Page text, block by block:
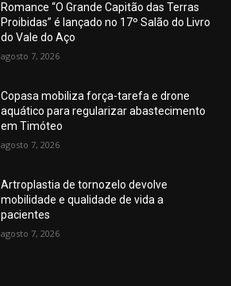
Romance “O Grande Capitão das Terras
Proibidas” é lançado no 17º Salão do Livro
do Vale do Aço
agosto 7, 2026
Copasa mobiliza força-tarefa e drone
aquático para regularizar abastecimento
em Timóteo
agosto 7, 2026
Artroplastia de tornozelo devolve
mobilidade e qualidade de vida a
pacientes
agosto 7, 2026